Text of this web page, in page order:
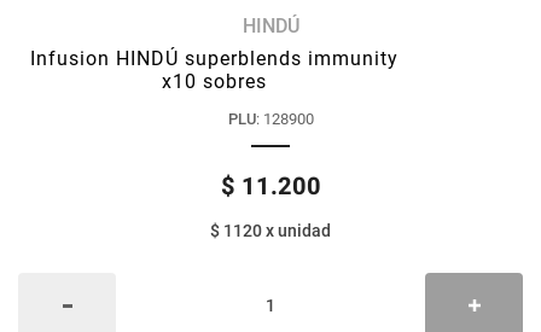
HINDÚ
Infusion HINDÚ superblends immunity
x10 sobres
PLU: 128900
$ 11.200
$ 1120xunidad